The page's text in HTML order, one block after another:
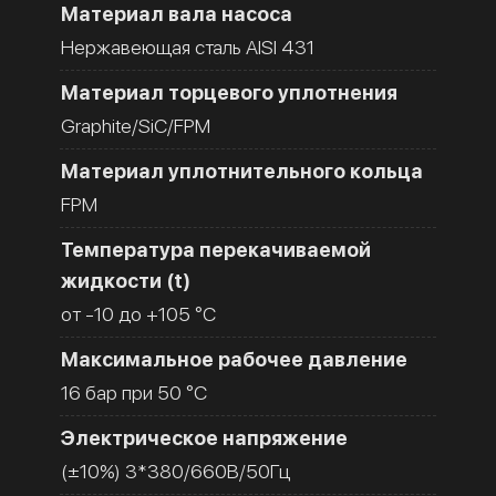
Материал вала насоса
Нержавеющая сталь AISI 431
Материал торцевого уплотнения
Graphite/SiC/FPM
Материал уплотнительного кольца
FPM
Температура перекачиваемой
жидкости (t)
от -10 до +105 °C
Максимальное рабочее давление
16 бар при 50 °C
Электрическое напряжение
(±10%) 3*380/660В/50Гц